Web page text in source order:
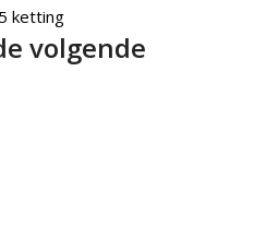
ketting
volgende